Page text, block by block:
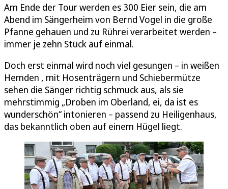
Am Ende der Tour werden es 300 Eier sein, die am
Abend im Sängerheim von Bernd Vogel in die große
Pfanne gehauen und zu Rührei verarbeitet werden –
immer je zehn Stück auf einmal.
Doch erst einmal wird noch viel gesungen – in weißen
Hemden , mit Hosenträgern und Schiebermütze
sehen die Sänger richtig schmuck aus, als sie
mehrstimmig „Droben im Oberland, ei, da ist es
wunderschön“ intonieren – passend zu Heiligenhaus,
das bekanntlich oben auf einem Hügel liegt.